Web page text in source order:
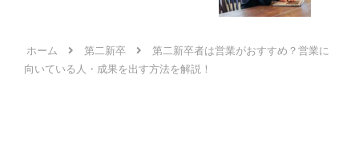
ホーム 第二新卒
第二新卒者は営業がおすすめ？営業に
向いている人・成果を出す方法を解説！